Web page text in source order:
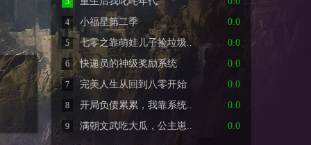
0.0
4
小福星第二季
0.0
5
七零之靠萌娃儿子捡垃圾..
0.0
6
快递员的神级奖励系统
0.0
7
完美人生从回到八零开始
0.0
8
开局负债累累，我靠系统..
0.0
9 满朝文武吃大瓜，公主崽..